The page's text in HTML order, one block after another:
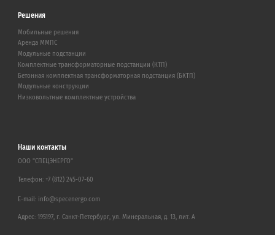
Решения
Мобильные решения
Аренда ММПС
Модульные подстанции
Комплектные трансформаторные подстанции (КТП)
Бетонная комплектная трансформаторная подстанция (БКТП)
Модульные конструкции
Низковольтные комплектные устройства
Наши контакты
ООО "СПЕЦЭНЕРГО"
Телефон: +7 (812) 245-07-60
E-mail: info@specenergo.com
Адрес: 195197, г. Санкт-Петербург, ул. Минеральная, д. 13, лит. А